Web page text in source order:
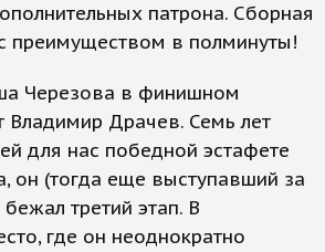
патрона. Сборная
преимуществом в полминуты!
Черезова в финишном
Владимир Драчев. Семь лет
для нас победной эстафете
он (тогда еще выступавший за
третий этап. В
где он неоднократно